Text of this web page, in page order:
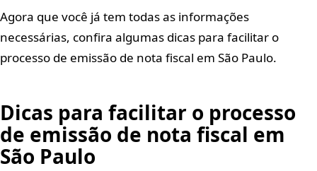
Agora que você já tem todas as informações
necessárias, confira algumas dicas para facilitar o
processo de emissão de nota fiscal em São Paulo.
Dicas para facilitar o processo
de emissão de nota fiscal em
São Paulo